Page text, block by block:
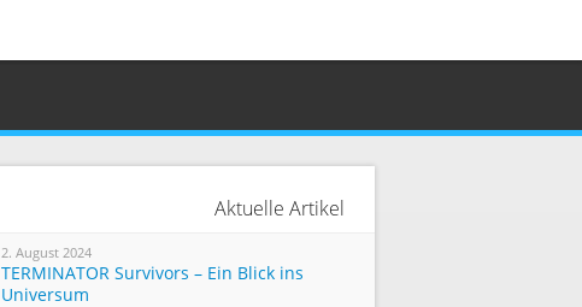
Aktuelle Artikel
2. August 2024
TERMINATOR Survivors – Ein Blick ins
Universum